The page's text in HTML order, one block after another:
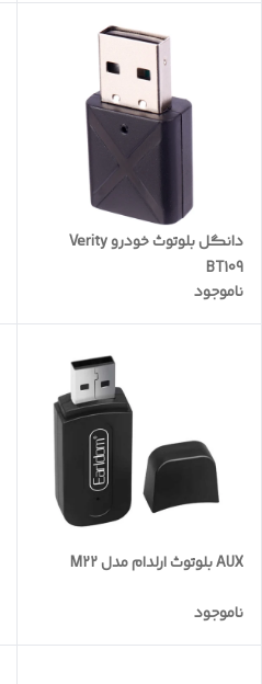
دانگل بلوتوث خودرو Verity
BT109
ناموجود
AUX بلوتوث ارلدام مدل M22
ناموجود